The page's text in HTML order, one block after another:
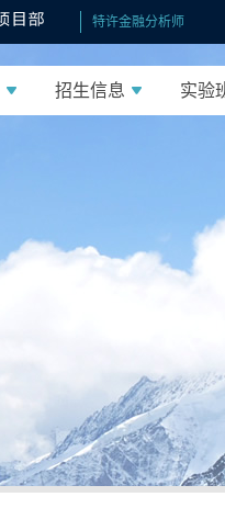
特许金融分析师
招生信息 实验